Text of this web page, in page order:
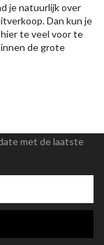
je natuurlijk over
Dan kun je
te veel voor te
de grote
met de laatste